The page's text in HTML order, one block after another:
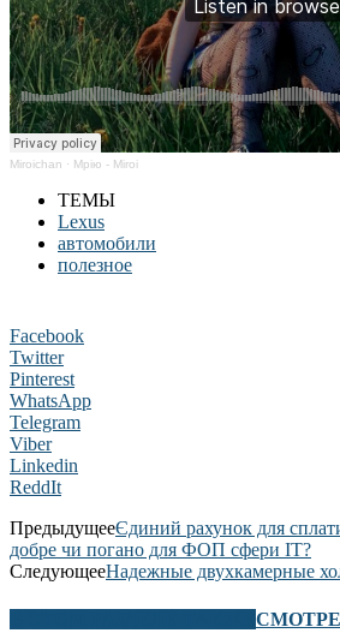
Miroichan · Мрію - Miroi
ТЕМЫ
Lexus
автомобили
полезное
Facebook
Twitter
Pinterest
WhatsApp
Telegram
Viber
Linkedin
ReddIt
ПредыдущееЄдиний рахунок для
добре чи погано для ФОП сфери ІТ?
СледующееНадежные двухкамерные